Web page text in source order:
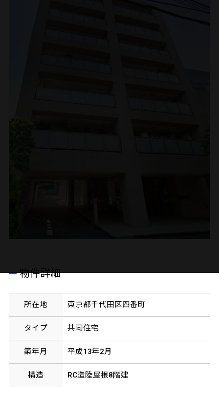
物件詳細
所在地 東京都千代田区四番町
タイプ 共同住宅
築年月 平成13年2月
構造 RC造陸屋根8階建